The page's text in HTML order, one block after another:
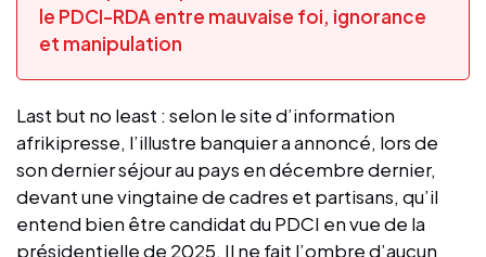
le PDCI-RDA entre mauvaise foi, ignorance
et manipulation
Last but no least : selon le site d’information
afrikipresse, l’illustre banquier a annoncé, lors de
son dernier séjour au pays en décembre dernier,
devant une vingtaine de cadres et partisans, qu’il
entend bien être candidat du PDCI en vue de la
présidentielle de 2025. Il ne fait l’ombre d’aucun